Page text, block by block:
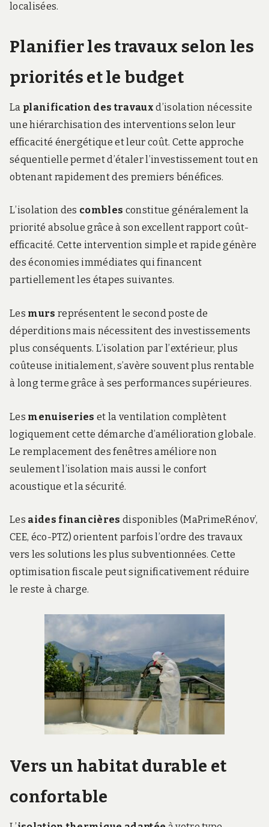
localisées.
Planifier les travaux selon les
priorités et le budget
La planification des travaux d’isolation nécessite
une hiérarchisation des interventions selon leur
efficacité énergétique et leur coût. Cette approche
séquentielle permet d’étaler l’investissement tout en
obtenant rapidement des premiers bénéfices.
L’isolation des combles constitue généralement la
priorité absolue grâce à son excellent rapport coût-
efficacité. Cette intervention simple et rapide génère
des économies immédiates qui financent
partiellement les étapes suivantes.
Les murs représentent le second poste de
déperditions mais nécessitent des investissements
plus conséquents. L’isolation par l’extérieur, plus
coûteuse initialement, s’avère souvent plus rentable
à long terme grâce à ses performances supérieures.
Les menuiseries et la ventilation complètent
logiquement cette démarche d’amélioration globale.
Le remplacement des fenêtres améliore non
seulement l’isolation mais aussi le confort
acoustique et la sécurité.
Les aides financières disponibles (MaPrimeRénov’,
CEE, éco-PTZ) orientent parfois l’ordre des travaux
vers les solutions les plus subventionnées. Cette
optimisation fiscale peut significativement réduire
le reste à charge.
Vers un habitat durable et
confortable